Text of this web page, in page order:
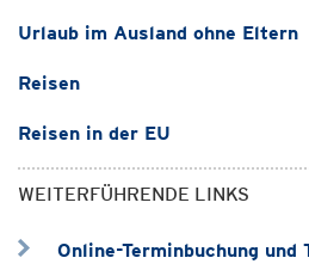
Urlaub im Ausland ohne Eltern
Reisen
Reisen in der EU
WEITERFÜHRENDE LINKS
Online-Terminbuchung und